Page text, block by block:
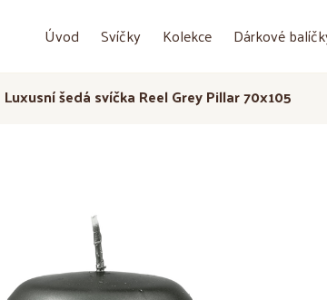
Úvod Svíčky Kolekce Dárkové
Luxusní šedá svíčka Reel Grey Pillar 70x105